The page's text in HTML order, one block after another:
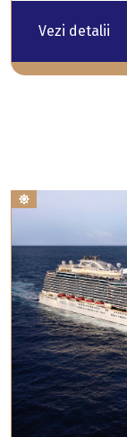
Vezi detalii